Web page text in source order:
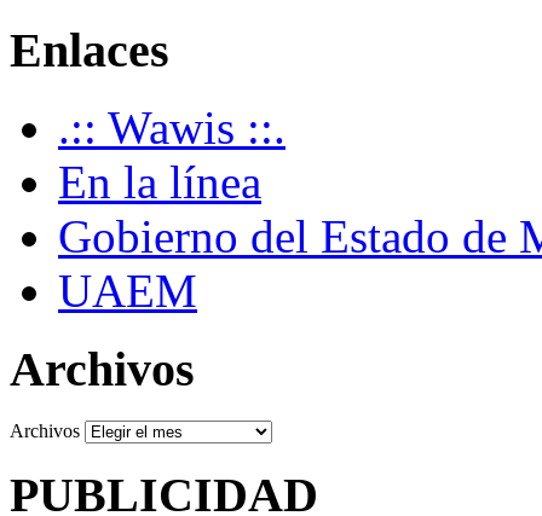
Enlaces
.:: Wawis ::.
En la línea
Gobierno del Estado de
UAEM
Archivos
Archivos
PUBLICIDAD